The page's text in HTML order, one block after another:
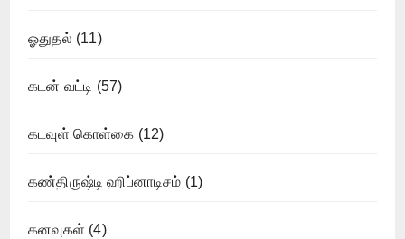
ஓதுதல் (11)
கடன் வட்டி (57)
கடவுள் கொள்கை (12)
கண்திருஷ்டி ஹிப்னாடிசம் (1)
கனவுகள் (4)